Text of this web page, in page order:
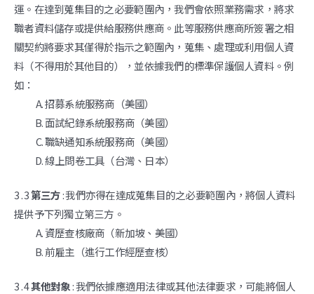
運。在達到蒐集目的之必要範圍內，我們會依照業務需求，將求
職者資料儲存或提供給服務供應商。此等服務供應商所簽署之相
關契約將要求其僅得於指示之範圍內，蒐集、處理或利用個人資
料（不得用於其他目的），並依據我們的標準保護個人資料。例
如：
招募系統服務商（美國）
面試紀錄系統服務商（美國）
職缺通知系統服務商（美國）
線上問卷工具（台灣、日本）
3 . 3第三方: 我們亦得在達成蒐集目的之必要範圍內，將個人資料
提供予下列獨立第三方。
資歷查核廠商（新加坡、美國）
前雇主（進行工作經歷查核）
3 . 4其他對象: 我們依據應適用法律或其他法律要求，可能將個人